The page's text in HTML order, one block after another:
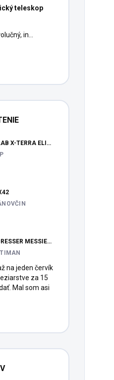
teleskop
in...
DETEKTOR KOVOV MINELAB X-TERRA ELITE PINPOITER SET
PREVODOVÁ REDUKCIA BRESSER MESSIER HEXAFOC 1:10
na jeden červík
za 15
Mal som asi